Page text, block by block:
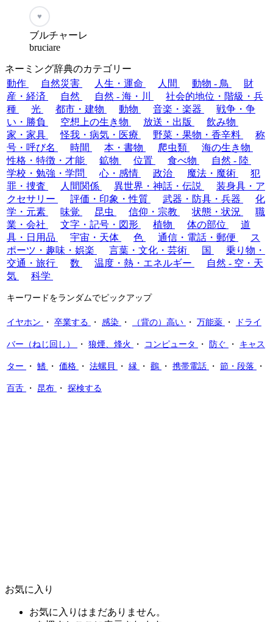
♥
ブルチャーレ
bruciare
ネーミング辞典のカテゴリー
動作
自然災害 人生・運命 人間 動物 - 鳥
財
産・経済
自然 自然 - 海・川
社会的地位・階級・兵
種
光 都市・建物 動物 音楽・楽器
戦争・争
い・勝負
空想上の生き物 放送・出版
飲み物
家・家具
怪我・病気・医療 野菜・果物・香辛料
称
号・呼び名
時間 本・書物 爬虫類
海の生き物
性格・特徴・才能
鉱物 位置 食べ物
自然 - 陸
学校・勉強・学問
心・感情 政治 魔法・魔術
犯
罪・捜査
人間関係 異世界・神話・伝説
装身具・ア
クセサリー
評価・印象・性質 武器・防具・兵器
化
学・元素
味覚 昆虫 信仰・宗教 状態・状況
職
業・会社
文字・記号・図形 植物 体の部位
道
具・日用品
宇宙・天体 色 通信・電話・郵便
ス
ポーツ・趣味・娯楽
言葉・文化・芸術 国
乗り物・
交通・旅行
数 温度・熱・エネルギー
自然 - 空・天
気
科学
キーワードをランダムでピックアップ
イヤホン ・ 卒業する ・ 感染 ・ （背の）高い ・ 万能薬 ・ ドライ
バー（ねじ回し） ・ 狼煙、烽火 ・ コンピュータ ・ 防ぐ ・ キャス
ター ・ 鰭 ・ 価格 ・ 法螺貝 ・ 縁 ・ 鸛 ・ 携帯電話 ・ 節・段落 ・
百舌 ・ 昆布 ・ 探検する
お気に入り
お気に入りはまだありません。